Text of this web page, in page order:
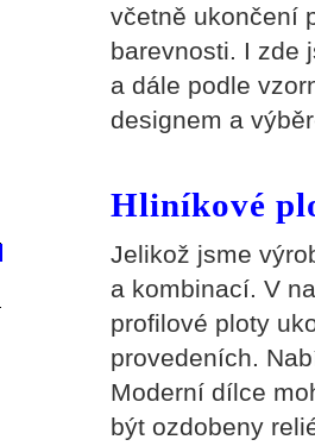
včetně ukončení
barevnosti. I zde
a dále podle
designem a
Hliníkové
Jelikož jsme
a kombinací. V
profilové ploty
provedeních.
Moderní dílce
být ozdobeny